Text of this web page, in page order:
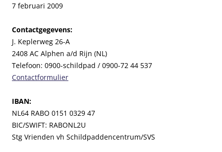
7 februari 2009
Contactgegevens:
J. Keplerweg 26-A
2408 AC Alphen a/d Rijn (NL)
Telefoon: 0900-schildpad / 0900-72 44 537
Contactformulier
IBAN:
NL64 RABO 0151 0329 47
BIC/SWIFT: RABONL2U
Stg Vrienden vh Schildpaddencentrum/SVS